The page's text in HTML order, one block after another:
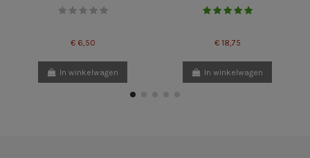
€ 6,50
In winkelwagen
€ 18,75
In winkelwagen